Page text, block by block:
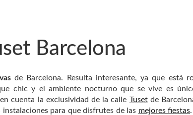
Barcelona
de Barcelona. Resulta interesante, ya que está
chic y el ambiente nocturno que se vive es
cuenta la exclusividad de la calle Tusetde
para que disfrutes de las mejores fiestas